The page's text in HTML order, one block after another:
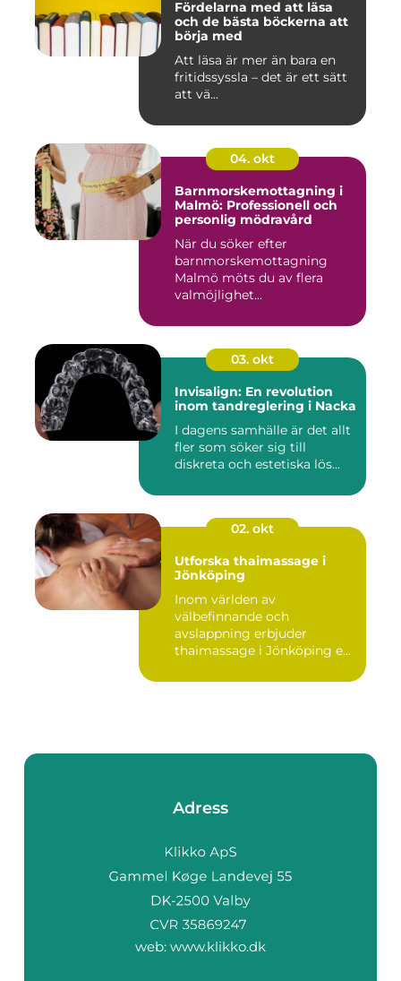
Fördelarna med att läsa
och de bästa böckerna att
börja med
Att läsa är mer än bara en
fritidssyssla – det är ett sätt
att vä...
04. okt
Barnmorskemottagning i
Malmö: Professionell och
personlig mödravård
När du söker efter
barnmorskemottagning
Malmö möts du av flera
valmöjlighet...
03. okt
Invisalign: En revolution
inom tandreglering i Nacka
I dagens samhälle är det allt
fler som söker sig till
diskreta och estetiska lös...
02. okt
Utforska thaimassage i
Jönköping
Inom världen av
välbefinnande och
avslappning erbjuder
thaimassage i Jönköping e...
Adress
web: www.klikko.dk